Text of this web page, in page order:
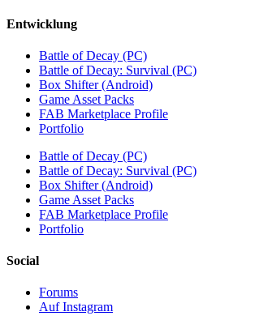
Entwicklung
Battle of Decay (PC)
Battle of Decay: Survival (PC)
Box Shifter (Android)
Game Asset Packs
FAB Marketplace Profile
Portfolio
Battle of Decay (PC)
Battle of Decay: Survival (PC)
Box Shifter (Android)
Game Asset Packs
FAB Marketplace Profile
Portfolio
Social
Forums
Auf Instagram